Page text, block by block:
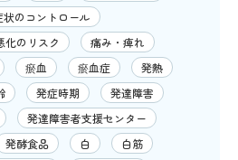
状のコントロール
化のリスク
痛み・痺れ
瘀血 瘀血症
発熱
発症時期
発達障害
発達障害者支援センター
発酵食品 白
白筋